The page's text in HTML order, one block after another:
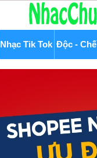
Nhạc Tik Tok Độc - Chế